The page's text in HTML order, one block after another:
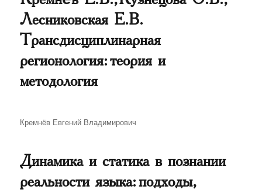
Лесниковская Е.В.
Трансдисциплинарная
регионология: теория и
методология
Автор
Кремнёв Евгений Владимирович
Динамика и статика в познании
реальности языка: подходы,